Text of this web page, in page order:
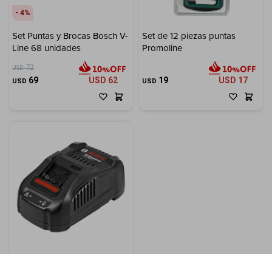
4
Set Puntas y Brocas Bosch V-
Line 68 unidades
USD 72
USD 69 USD 62
Set de 12 piezas puntas
Promoline
USD 19 USD 17